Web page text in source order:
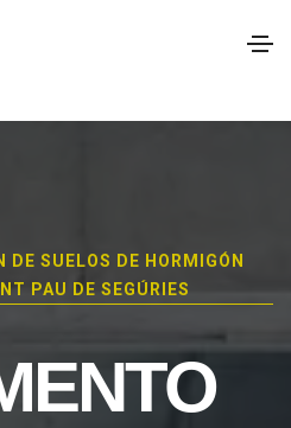
SUELOS DE HORMIGÓN
PAU DE SEGÚRIES